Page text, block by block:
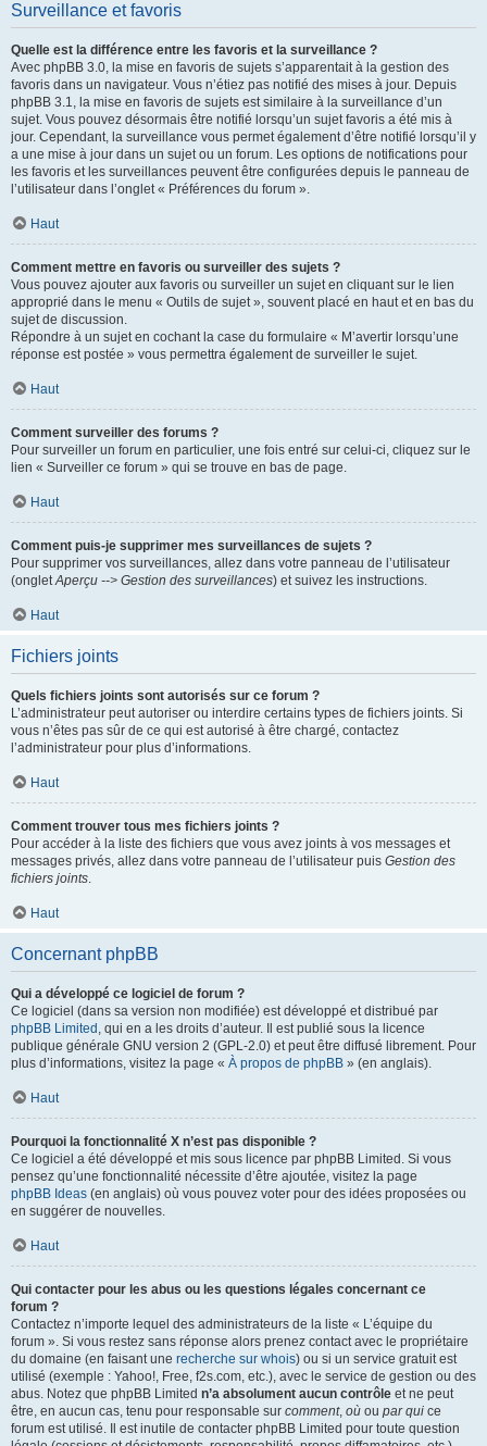
Surveillance et favoris
Quelle est la différence entre les favoris et la surveillance ?
Avec phpBB 3.0, la mise en favoris de sujets s’apparentait à la gestion des
favoris dans un navigateur. Vous n’étiez pas notifié des mises à jour. Depuis
phpBB 3.1, la mise en favoris de sujets est similaire à la surveillance d’un
sujet. Vous pouvez désormais être notifié lorsqu’un sujet favoris a été mis à
jour. Cependant, la surveillance vous permet également d’être notifié lorsqu’il y
a une mise à jour dans un sujet ou un forum. Les options de notifications pour
les favoris et les surveillances peuvent être configurées depuis le panneau de
l’utilisateur dans l’onglet « Préférences du forum ».
Haut
Comment mettre en favoris ou surveiller des sujets ?
Vous pouvez ajouter aux favoris ou surveiller un sujet en cliquant sur le lien
approprié dans le menu « Outils de sujet », souvent placé en haut et en bas du
sujet de discussion.
Répondre à un sujet en cochant la case du formulaire « M’avertir lorsqu’une
réponse est postée » vous permettra également de surveiller le sujet.
Haut
Comment surveiller des forums ?
Pour surveiller un forum en particulier, une fois entré sur celui-ci, cliquez sur le
lien « Surveiller ce forum » qui se trouve en bas de page.
Haut
Comment puis-je supprimer mes surveillances de sujets ?
Pour supprimer vos surveillances, allez dans votre panneau de l’utilisateur
(ongletAperçu --> Gestion des surveillances) et suivez les instructions.
Haut
Fichiers joints
Quels fichiers joints sont autorisés sur ce forum ?
L’administrateur peut autoriser ou interdire certains types de fichiers joints. Si
vous n’êtes pas sûr de ce qui est autorisé à être chargé, contactez
l’administrateur pour plus d’informations.
Haut
Comment trouver tous mes fichiers joints ?
Pour accéder à la liste des fichiers que vous avez joints à vos messages et
messages privés, allez dans votre panneau de l’utilisateur puis Gestion des
fichiers joints.
Haut
Concernant phpBB
Qui a développé ce logiciel de forum ?
Ce logiciel (dans sa version non modifiée) est développé et distribué par
phpBB Limited , qui en a les droits d’auteur. Il est publié sous la licence
publique générale GNU version 2 (GPL-2.0) et peut être diffusé librement. Pour
plus d’informations, visitez la page « À propos de phpBB » (en anglais).
Haut
Pourquoi la fonctionnalité X n’est pas disponible ?
Ce logiciel a été développé et mis sous licence par phpBB Limited. Si vous
pensez qu’une fonctionnalité nécessite d’être ajoutée, visitez la page
phpBB Ideas (en anglais) où vous pouvez voter pour des idées proposées ou
en suggérer de nouvelles.
Haut
Qui contacter pour les abus ou les questions légales concernant ce
forum ?
Contactez n’importe lequel des administrateurs de la liste « L’équipe du
forum ». Si vous restez sans réponse alors prenez contact avec le propriétaire
du domaine (en faisant une recherche sur whois) ou si un service gratuit est
utilisé (exemple : Yahoo!, Free, f2s.com, etc.), avec le service de gestion ou des
abus. Notez que phpBB Limited n’a absolument aucun contrôle et ne peut
être, en aucun cas, tenu pour responsable sur comment, où ou par qui ce
forum est utilisé. Il est inutile de contacter phpBB Limited pour toute question